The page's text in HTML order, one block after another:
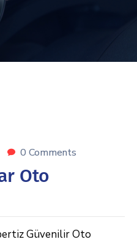
0 Comments
Oto
Güvenilir Oto